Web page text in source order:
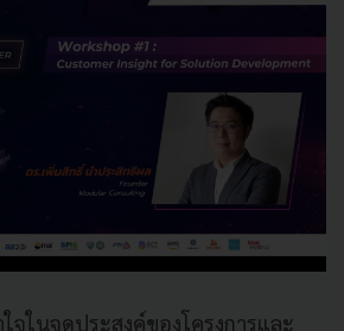
จในจุดประสงค์ของโครงการและ